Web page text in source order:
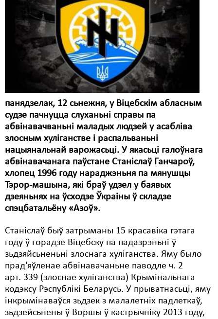
панядзелак, 12 сьнежня, у Віцебскім абласным
судзе пачнуцца слуханьні справы па
абвінавачваньні маладых людзей у асабліва
злосным хуліганстве і распальваньні
нацыянальнай варожасьці. У якасьці галоўнага
абвінавачанага паўстане Станіслаў Ганчароў,
хлопец 1996 году нараджэньня па мянушцы
Тэрор-машына, які браў удзел у баявых
дзеяньнях на ўсходзе Ўкраіны ў складзе
спэцбатальёну «Азоў».
Станіслаў быў затрыманы 15 красавіка гэтага
году ў горадзе Віцебску па падазрэньні ў
зьдзяйсьненьні злоснага хуліганства. Яму было
прад'яўленае абвінавачаньне паводле ч. 2
арт. 339 (злоснае хуліганства) Крымінальнага
кодэксу Рэспублікі Беларусь. У прыватнасьці, яму
інкрымінаваўся зьдзек з малалетніх падлеткаў,
зьдзейсьнены ў Воршы ў кастрычніку 2013 году,
КПЧ ААН
Культурныя правы
Палітвязьні
Праваабаронцы
Правы дзіцяці
Пэнітэнцыярная сыстэма
Распальваньне варожасьці
Рознае
Свабода слова
Свабода сумленьня
Сьмяротнае пакараньне
Экалёгія